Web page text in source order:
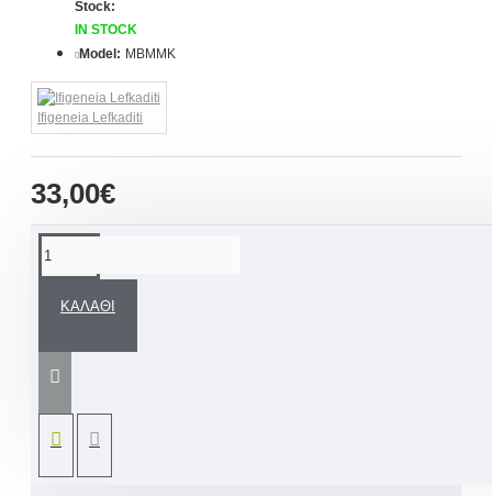
33,00€
Stock:
IN STOCK
Model: ΜΒΜΜΚ
Ifigeneia Lefkaditi
ΚΑΛΆΘΙ
Χειροποίητα μαρτυρικά βραχιόλια
βάπτισης με βελούδινη, κορδέλα
σάπιο μήλο και σταυρό μεταλλικό